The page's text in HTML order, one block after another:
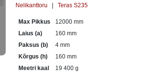
Nelikanttoru Teras S235
Max Pikkus
12000 mm
Laius (a)
160 mm
Paksus (b)
4 mm
Kõrgus (h)
160 mm
Meetri kaal
19 400 g